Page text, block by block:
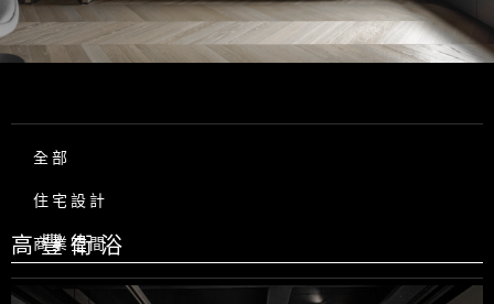
全部
住宅設計
商業空間
高豐衛浴